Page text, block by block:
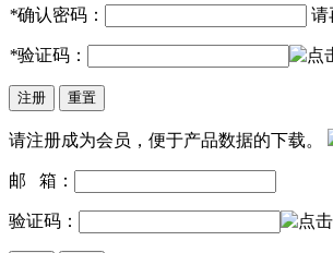
*确认密码： 请
*验证码：
请注册成为会员，便于产品数据的下载。
邮 箱：
验证码：